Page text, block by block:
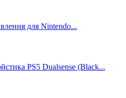
для Nintendo...
PS5 Dualsense (Black...